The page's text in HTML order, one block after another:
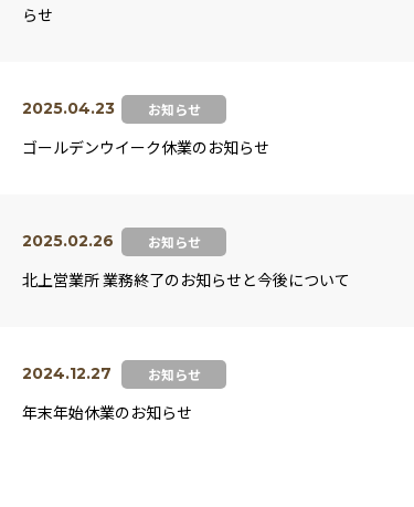
らせ
お知らせ
2025.04.23
ゴールデンウイーク休業のお知らせ
お知らせ
2025.02.26
北上営業所 業務終了のお知らせと今後について
お知らせ
2024.12.27
年末年始休業のお知らせ